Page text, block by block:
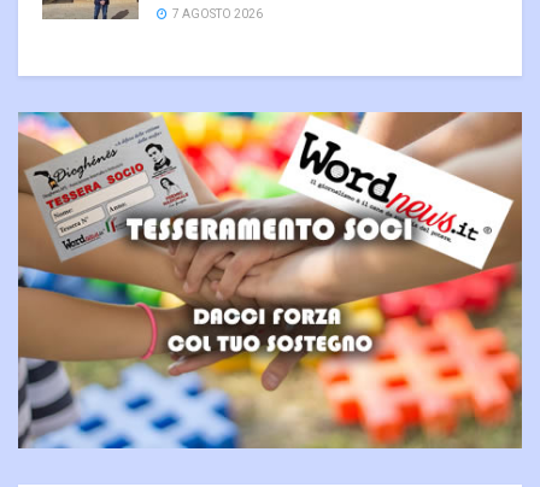
7 AGOSTO 2026